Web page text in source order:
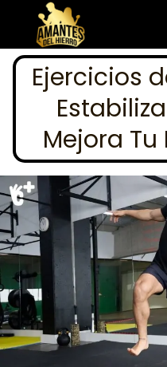
Ejercicios
Mejora